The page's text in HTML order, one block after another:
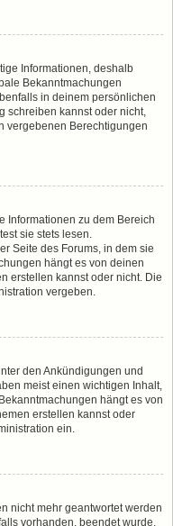
Informationen, deshalb
Bekanntmachungen
in deinem persönlichen
schreiben kannst oder nicht,
vergebenen Berechtigungen
Informationen zu dem Bereich
sie stets lesen.
Seite des Forums, in dem sie
hängt es von deinen
erstellen kannst oder nicht. Die
vergeben.
den Ankündigungen und
meist einen wichtigen Inhalt,
hängt es von
erstellen kannst oder
ein.
nicht mehr geantwortet werden
vorhanden, beendet wurde.